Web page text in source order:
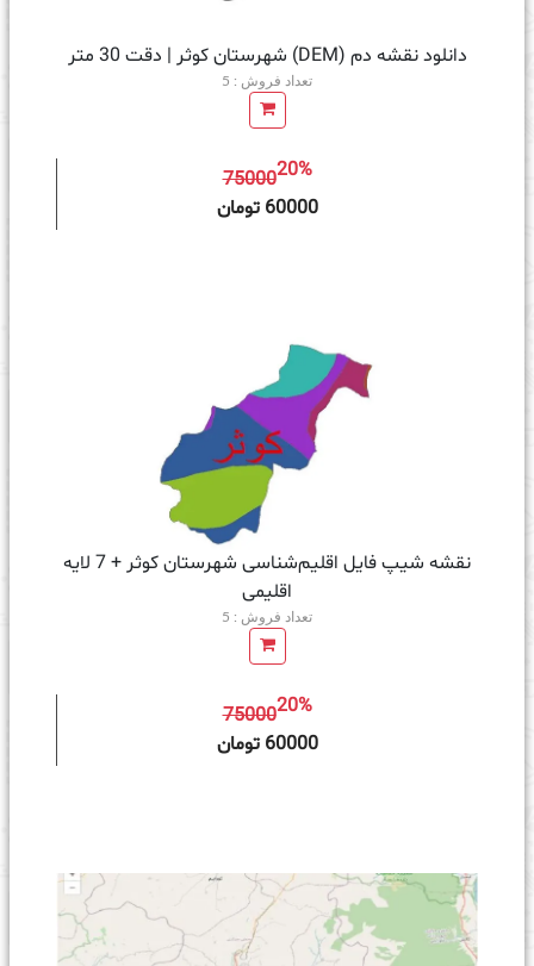
دانلود نقشه دم (DEM) شهرستان کوثر | دقت 30 متر
تعداد فروش : 5
7500020%
60000 تومان
نقشه شیپ‌ فایل اقلیم‌شناسی شهرستان کوثر + 7 لایه
اقلیمی
تعداد فروش : 5
7500020%
60000 تومان